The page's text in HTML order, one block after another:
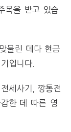
목을 받고 있습
물린 데다 현금
입니다.
세사기, 깡통전
한 데 따른 영